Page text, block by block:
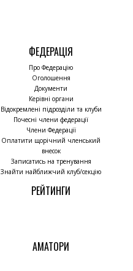
ФЕДЕРАЦІЯ
Про Федерацію
Оголошення
Документи
Керівні органи
Відокремлені підрозділи та клуби
Почесні члени федерації
Члени Федерації
Оплатити щорічний членський
внесок
Записатись на тренування
Знайти найближчий клуб/секцію
РЕЙТИНГИ
АМАТОРИ